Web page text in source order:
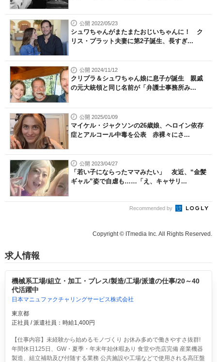
公開 2022/05/23
シュワちゃんがまたまたおじいちゃんに！ ク
リス・プラット夫妻に第2子誕生、長すぎ...
公開 2024/11/12
クリプラ＆シュワちゃん娘に息子が誕生 親戚
の元大統領と同じ名前が「弁護士事務所み...
公開 2025/01/09
マイケル・ジャクソンの26歳娘、ヘロイン依存
症とアルコール中毒を公表 赤裸々にさ...
公開 2023/04/27
「若い子にならったママみたい」 友近、“金髪
ギャル”姿で自虐も……「え、キャサリ...
Recommended by
Copyright © ITmedia Inc. All Rights Reserved.
求人情報
機械系工場/組立・加工・プレス/製造/工場/派遣の仕事/20～40
代活躍中
日本マニュファクチャリングサービス株式会社
東京都
正社員 / 派遣社員：時給1,400円
【仕事内容】未経験から始めるモノづくり お休み多めで働きやすさ抜群!
年間休日125日、GW・夏季・年末年始休暇あり 食堂や売店完備 産業機器
製造、組立補助及び付随する業務 公共施設や工場などで使用される高圧盤